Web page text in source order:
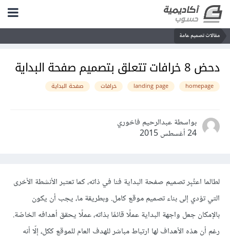
مقالات تصميم عامة
دحض 8 خرافات تتعلق بتصميم صفحة البداية
homepage
landing page خرافات صفحة البداية
بواسطة عبدالرحيم فاخوري
24 أغسطس 2015
لطالما اعتُبِر تصميم صفحة البداية فنا في ذاته، كما تعتبر الأنشطة الأخرى
التي تؤدي إلى بناء تصميم موقع كامل. وبطريقة ما، يجب أن يكون
بالإمكان جعل واجهة البداية عملًا قائمًا بذاته، عملًا يحقق أهدافه الخاصّة.
رغم أن هذه الأهداف لها ارتباط مباشر للهدف العام للموقع ككل، إلّا أنه